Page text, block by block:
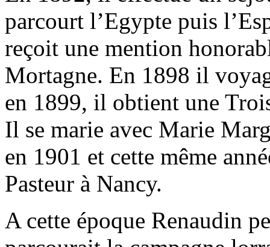
parcourt l’Egypte puis
reçoit une mention
Mortagne. En 1898 il
en 1899, il obtient une
Il se marie avec Marie
en 1901 et cette même
Pasteur à Nancy.
A cette époque Renaudin